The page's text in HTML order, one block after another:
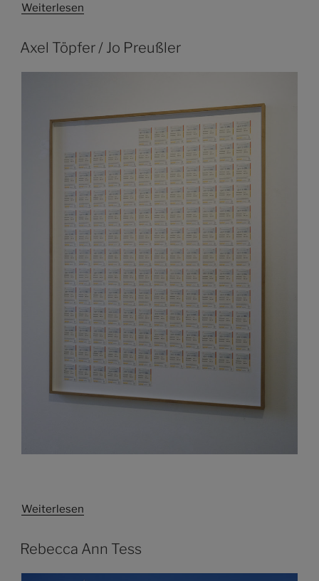
Weiterlesen
Axel Töpfer / Jo Preußler
Weiterlesen
Rebecca Ann Tess